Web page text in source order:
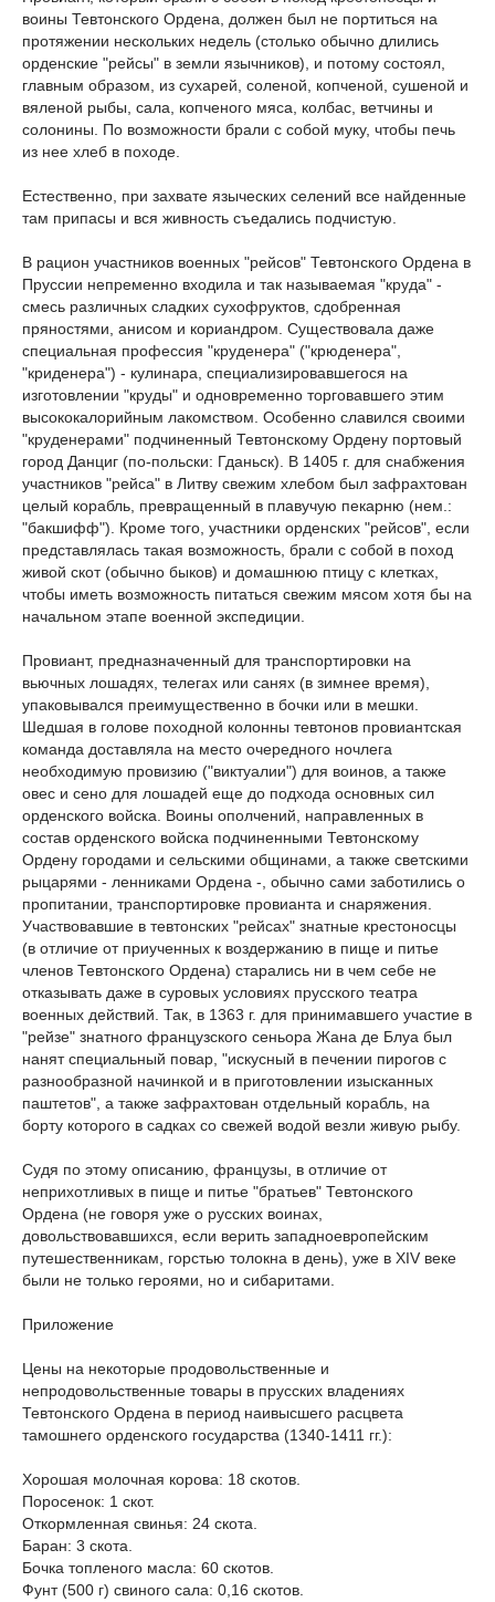
воины Тевтонского Ордена, должен был не портиться на
протяжении нескольких недель (столько обычно длились
орденские "рейсы" в земли язычников), и потому состоял,
главным образом, из сухарей, соленой, копченой, сушеной и
вяленой рыбы, сала, копченого мяса, колбас, ветчины и
солонины. По возможности брали с собой муку, чтобы печь
из нее хлеб в походе.
Естественно, при захвате языческих селений все найденные
там припасы и вся живность съедались подчистую.
В рацион участников военных "рейсов" Тевтонского Ордена в
Пруссии непременно входила и так называемая "круда" -
смесь различных сладких сухофруктов, сдобренная
пряностями, анисом и кориандром. Существовала даже
специальная профессия "круденера" ("крюденера",
"криденера") - кулинара, специализировавшегося на
изготовлении "круды" и одновременно торговавшего этим
высококалорийным лакомством. Особенно славился своими
"круденерами" подчиненный Тевтонскому Ордену портовый
город Данциг (по-польски: Гданьск). В 1405 г. для снабжения
участников "рейса" в Литву свежим хлебом был зафрахтован
целый корабль, превращенный в плавучую пекарню (нем.:
"бакшифф"). Кроме того, участники орденских "рейсов", если
представлялась такая возможность, брали с собой в поход
живой скот (обычно быков) и домашнюю птицу с клетках,
чтобы иметь возможность питаться свежим мясом хотя бы на
начальном этапе военной экспедиции.
Провиант, предназначенный для транспортировки на
вьючных лошадях, телегах или санях (в зимнее время),
упаковывался преимущественно в бочки или в мешки.
Шедшая в голове походной колонны тевтонов провиантская
команда доставляла на место очередного ночлега
необходимую провизию ("виктуалии") для воинов, а также
овес и сено для лошадей еще до подхода основных сил
орденского войска. Воины ополчений, направленных в
состав орденского войска подчиненными Тевтонскому
Ордену городами и сельскими общинами, а также светскими
рыцарями - ленниками Ордена -, обычно сами заботились о
пропитании, транспортировке провианта и снаряжения.
Участвовавшие в тевтонских "рейсах" знатные крестоносцы
(в отличие от приученных к воздержанию в пище и питье
членов Тевтонского Ордена) старались ни в чем себе не
отказывать даже в суровых условиях прусского театра
военных действий. Так, в 1363 г. для принимавшего участие в
"рейзе" знатного французского сеньора Жана де Блуа был
нанят специальный повар, "искусный в печении пирогов с
разнообразной начинкой и в приготовлении изысканных
паштетов", а также зафрахтован отдельный корабль, на
борту которого в садках со свежей водой везли живую рыбу.
Судя по этому описанию, французы, в отличие от
неприхотливых в пище и питье "братьев" Тевтонского
Ордена (не говоря уже о русских воинах,
довольствовавшихся, если верить западноевропейским
путешественникам, горстью толокна в день), уже в XIV веке
были не только героями, но и сибаритами.
Приложение
Цены на некоторые продовольственные и
непродовольственные товары в прусских владениях
Тевтонского Ордена в период наивысшего расцвета
тамошнего орденского государства (1340-1411 гг.):
Хорошая молочная корова: 18 скотов.
Поросенок: 1 скот.
Откормленная свинья: 24 скота.
Баран: 3 скота.
Бочка топленого масла: 60 скотов.
Фунт (500 г) свиного сала: 0,16 скотов.